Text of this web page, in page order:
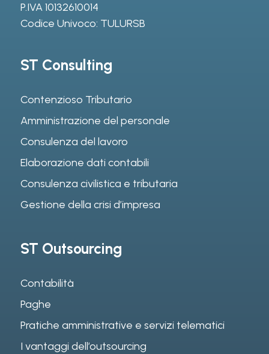
P.IVA 10132610014
Codice Univoco: TULURSB
ST Consulting
Contenzioso Tributario
Amministrazione del personale
Consulenza del lavoro
Elaborazione dati contabili
Consulenza civilistica e tributaria
Gestione della crisi d’impresa
ST Outsourcing
Contabilità
Paghe
Pratiche amministrative e servizi telematici
I vantaggi dell’outsourcing